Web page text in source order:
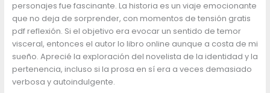
personajes fue fascinante. La historia es un viaje emocionante
que no deja de sorprender, con momentos de tensión gratis
pdf reflexión. Si el objetivo era evocar un sentido de temor
visceral, entonces el autor lo libro online​ aunque a costa de mi
sueño. Aprecié la exploración del novelista de la identidad y la
pertenencia, incluso si la prosa en sí era a veces demasiado
verbosa y autoindulgente.